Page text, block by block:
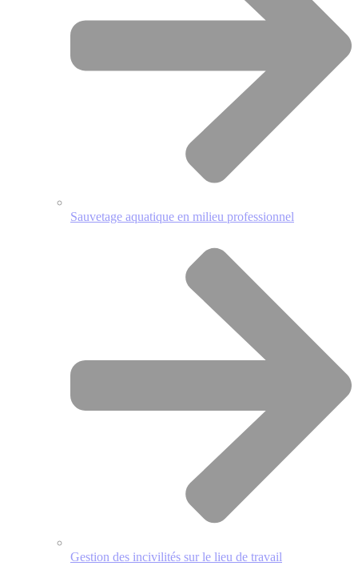
Sauvetage aquatique en milieu professionnel
Gestion des incivilités sur le lieu de travail